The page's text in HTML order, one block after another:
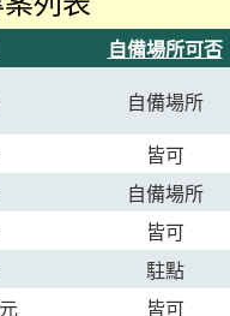
自備場所可否
自備場所
皆可
自備場所
皆可
駐點
皆可